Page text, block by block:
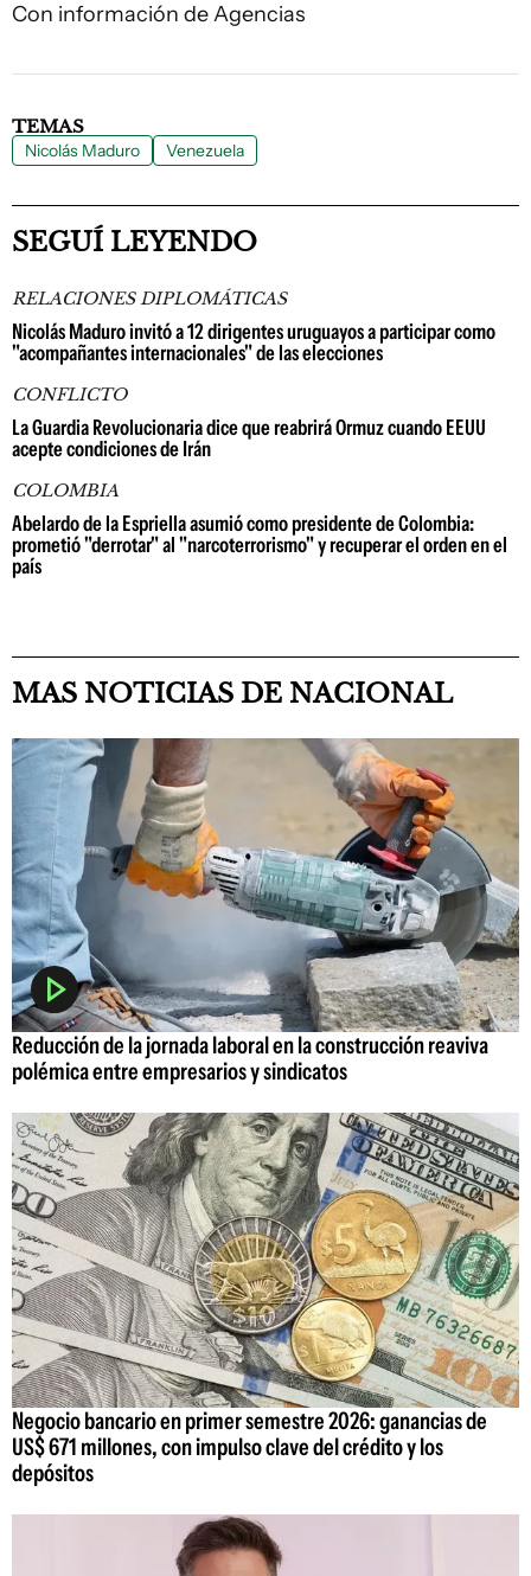
Con información de Agencias
TEMAS
Nicolás Maduro Venezuela
SEGUÍ LEYENDO
RELACIONES DIPLOMÁTICAS
Nicolás Maduro invitó a 12 dirigentes uruguayos a participar como
"acompañantes internacionales" de las elecciones
CONFLICTO
La Guardia Revolucionaria dice que reabrirá Ormuz cuando EEUU
acepte condiciones de Irán
COLOMBIA
Abelardo de la Espriella asumió como presidente de Colombia:
prometió "derrotar" al "narcoterrorismo" y recuperar el orden en el
país
MAS NOTICIAS DE NACIONAL
Reducción de la jornada laboral en la construcción reaviva
polémica entre empresarios y sindicatos
Negocio bancario en primer semestre 2026: ganancias de
US$ 671 millones, con impulso clave del crédito y los
depósitos